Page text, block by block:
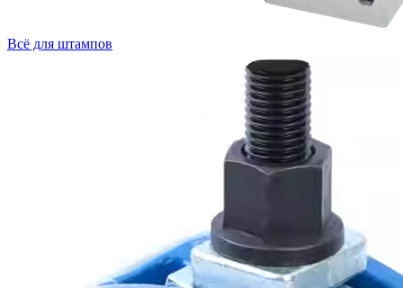
Всё для штампов